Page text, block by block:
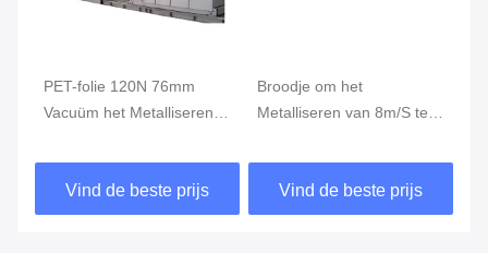
Broodje om het
Metalliseren van 8m/S te
Deklaagmachine
Vind de beste prijs
600mm AC 380V 50Hz
1200mm Vacuüm het
Vind de beste prijs